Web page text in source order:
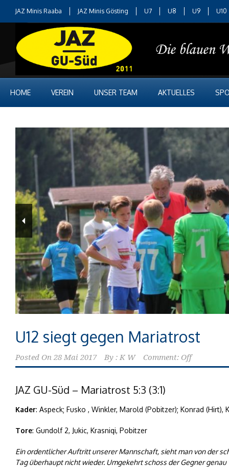
JAZ Minis Raaba JAZ Minis Gösting U7 U8 U9 U10
HOME VEREIN UNSER TEAM AKTUELLES
U12 siegt gegen Mariatrost
Posted On 28 Mai 2017 By : K W Comment: Off
JAZ GU-Süd – Mariatrost 5:3 (3:1)
Kader: Aspeck; Fusko , Winkler, Marold (Pobitzer); Konrad (Hirt),
Tore: Gundolf 2, Jukic, Krasniqi, Pobitzer
Ein ordentlicher Auftritt unserer Mannschaft, sieht man von der
Tag überhaupt nicht wieder. Umgekehrt schoss der Gegner